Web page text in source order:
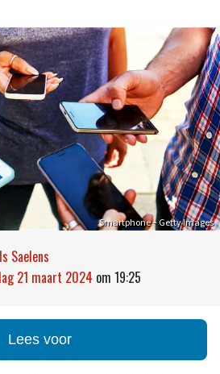
Smartphone – Getty Images
Saelens
21 maart 2024 om 19:25
Lees voor